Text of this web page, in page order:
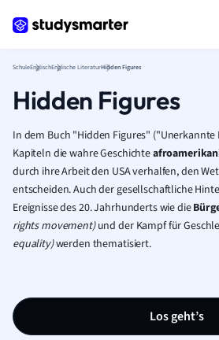
SchuleEnglischEnglische LiteraturHidden Figures
Hidden Figures
In dem Buch "Hidden Figures"
Kapiteln die wahre Geschichte
durch ihre Arbeit den USA verhalfen, den
entscheiden. Auch der gesellschaftliche
Ereignisse des 20. Jahrhunderts wie die
rights movement)und der Kampf für
equality)werden thematisiert.
Los geht’s